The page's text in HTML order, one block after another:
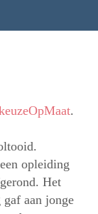
.
opleiding
Het
aan jonge